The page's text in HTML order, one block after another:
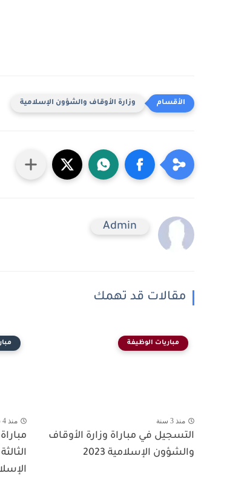
وزارة الأوقاف والشؤون الإسلامية
Admin
مقالات قد تهمك
مباريات الوظيفة
منذ 3 سنة
التسجيل في مباراة وزارة الأوقاف
والشؤون الإسلامية 2023
منذ 4 سنة